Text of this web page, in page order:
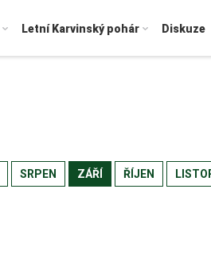
Letní Karvinský pohár Diskuze
SRPEN ZÁŘÍ ŘÍJEN